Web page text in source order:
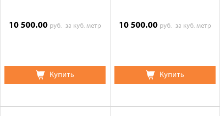
10 500.00 руб.за куб. метр
Купить
10 500.00 руб. за куб. метр
Купить